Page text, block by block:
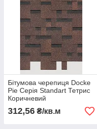
Бітумова черепиця Docke
Pie Серія Standart Тетрис
Коричневий
312,56 ₴/кв.м